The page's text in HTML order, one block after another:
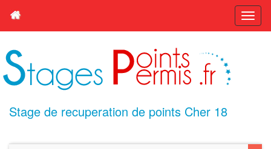
Stage de recuperation de points Cher 18